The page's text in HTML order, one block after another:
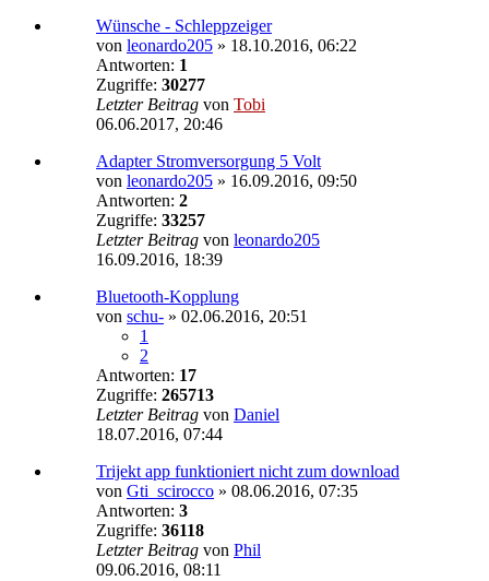
Wünsche - Schleppzeiger
von leonardo205 » 18.10.2016, 06:22
Antworten: 1
Zugriffe: 30277
Letzter Beitrag von Tobi
06.06.2017, 20:46
Adapter Stromversorgung 5 Volt
von leonardo205 » 16.09.2016, 09:50
Antworten: 2
Zugriffe: 33257
Letzter Beitrag von leonardo205
16.09.2016, 18:39
Bluetooth-Kopplung
von schu- » 02.06.2016, 20:51
1
2
Antworten: 17
Zugriffe: 265713
Letzter Beitrag von Daniel
18.07.2016, 07:44
Trijekt app funktioniert nicht zum download
von Gti_scirocco » 08.06.2016, 07:35
Antworten: 3
Zugriffe: 36118
Letzter Beitrag von Phil
09.06.2016, 08:11